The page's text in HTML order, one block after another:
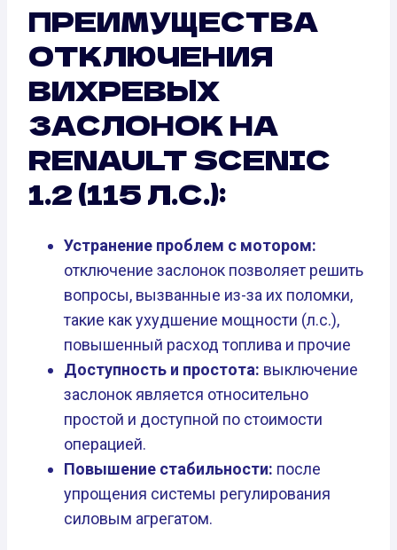
ПРЕИМУЩЕСТВА
ОТКЛЮЧЕНИЯ
ВИХРЕВЫХ
ЗАСЛОНОК НА
RENAULT SCENIC
1.2 (115 Л.С.):
Устранение проблем с мотором:
отключение заслонок позволяет решить
вопросы, вызванные из-за их поломки,
такие как ухудшение мощности (л.с.),
повышенный расход топлива и прочие
Доступность и простота: выключение
заслонок является относительно
простой и доступной по стоимости
операцией.
Повышение стабильности: после
упрощения системы регулирования
силовым агрегатом.